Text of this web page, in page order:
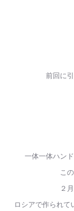
前回に
一体一体ハン
こ
２
ロシアで作られて